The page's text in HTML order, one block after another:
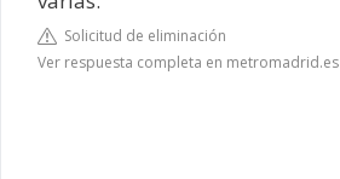
Solicitud de eliminación
Ver respuesta completa en metromadrid.es